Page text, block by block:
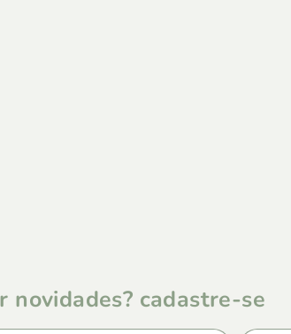
novidades? cadastre-se